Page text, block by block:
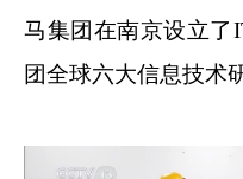
马集团在南京设立了
团全球六大信息技术